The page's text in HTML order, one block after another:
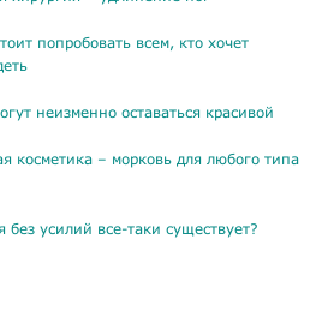
попробовать всем, кто хочет
неизменно оставаться красивой
косметика – морковь для любого типа
без усилий все-таки существует?